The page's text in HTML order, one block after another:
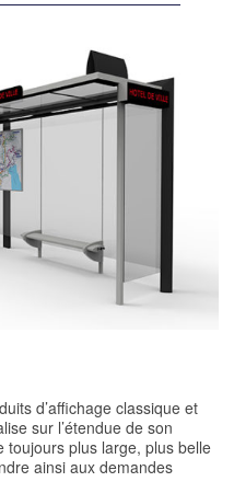
d’affichage classique et
sur l’étendue de son
toujours plus large, plus belle
ainsi aux demandes